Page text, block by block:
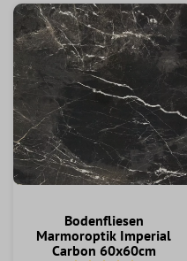
Bodenfliesen
Marmoroptik Imperial
Carbon 60x60cm